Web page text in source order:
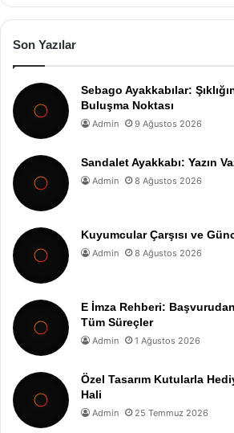
Son Yazılar
Sebago Ayakkabılar:
Buluşma Noktası
Admin 9 Ağustos 2026
Sandalet Ayakkabı: Yazın
Admin 8 Ağustos 2026
Kuyumcular Çarşısı ve
Admin 8 Ağustos 2026
E İmza Rehberi:
Tüm Süreçler
Admin 1 Ağustos 2026
Özel Tasarım Kutularla
Hali
Admin 25 Temmuz 2026